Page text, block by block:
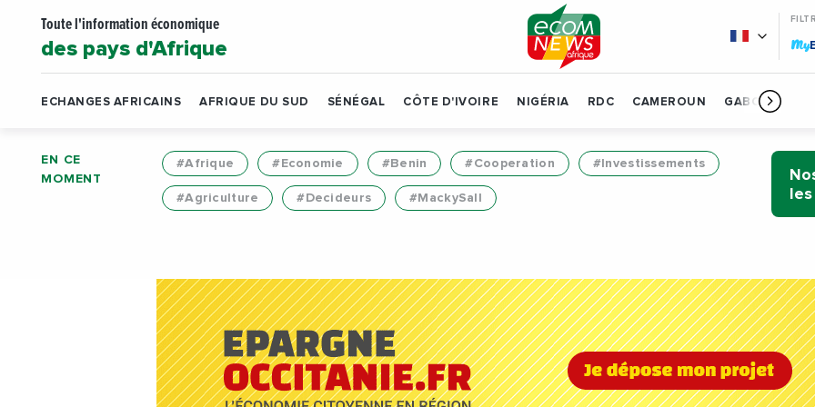
Toute l'information économique
des pays d'Afrique My
ECHANGES AFRICAINS AFRIQUE DU SUD SÉNÉGAL CÔTE D'IVOIRE NIGÉRIA RDC CAMEROUN GABON
EN CE
MOMENT
#Afrique #Economie #Benin #Cooperation #Investissements
#Agriculture #Decideurs #MackySall